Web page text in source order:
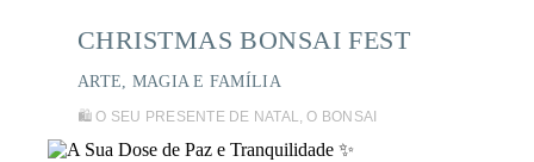
CHRISTMAS BONSAI FEST
ARTE, MAGIA E FAMÍLIA
🛍️ O SEU PRESENTE DE NATAL, O BONSAI